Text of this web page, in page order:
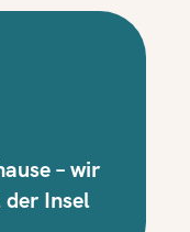
– wir
Insel